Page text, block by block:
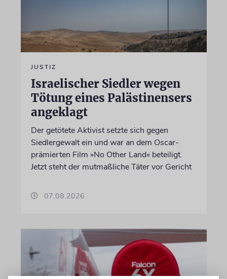
JUSTIZ
Israelischer Siedler wegen
Tötung eines Palästinensers
angeklagt
Der getötete Aktivist setzte sich gegen
Siedlergewalt ein und war an dem Oscar-
prämierten Film »No Other Land« beteiligt.
Jetzt steht der mutmaßliche Täter vor Gericht
07.08.2026